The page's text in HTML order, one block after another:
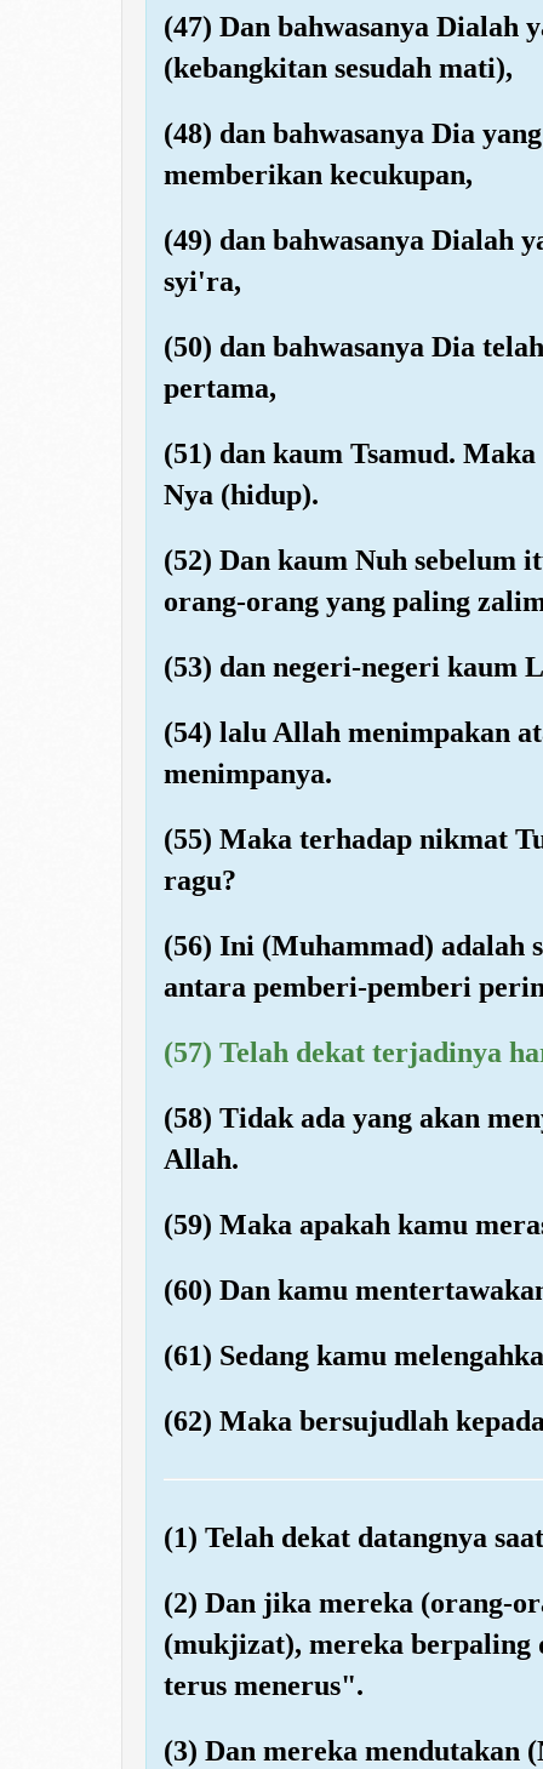
(47) Dan bahwasanya Dialah
(kebangkitan sesudah mati),
(48) dan bahwasanya Dia
memberikan kecukupan,
(49) dan bahwasanya Dialah
syi'ra,
(50) dan bahwasanya Dia
pertama,
(51) dan kaum Tsamud.
Nya (hidup).
(52) Dan kaum Nuh sebelum
orang-orang yang paling
(53) dan negeri-negeri kaum
(54) lalu Allah menimpakan
menimpanya.
(55) Maka terhadap nikmat
ragu?
(56) Ini (Muhammad) adalah
antara pemberi-pemberi
(57) Telah dekat terjadinya
(58) Tidak ada yang akan
Allah.
(59) Maka apakah kamu
(60) Dan kamu
(61) Sedang kamu
(62) Maka bersujudlah
(1) Telah dekat datangnya
(2) Dan jika mereka (orang-
(mukjizat), mereka
terus menerus".
(3) Dan mereka mendutakan